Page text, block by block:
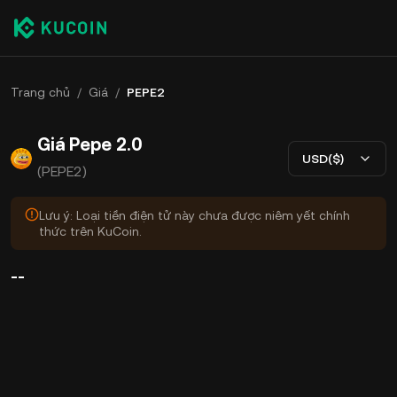
Trang chủ / Giá / PEPE2
Giá Pepe 2.0
(PEPE2)
USD($)
Lưu ý: Loại tiền điện tử này chưa được niêm yết chính
thức trên KuCoin.
--